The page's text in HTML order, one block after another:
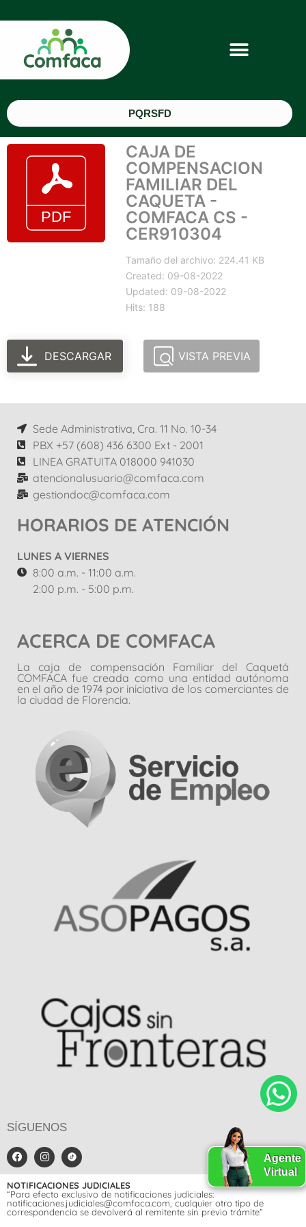
PQRSFD
CAJA DE
COMPENSACION
FAMILIAR DEL
CAQUETA -
COMFACA CS -
CER910304
Tamaño del archivo: 224.41 KB
Created: 09-08-2022
Updated: 09-08-2022
Hits: 188
DESCARGAR VISTA PREVIA
Sede Administrativa, Cra. 11 No. 10-34
PBX +57 (608) 436 6300 Ext - 2001
LINEA GRATUITA 018000 941030
atencionalusuario@comfaca.com
gestiondoc@comfaca.com
HORARIOS DE ATENCIÓN
LUNES A VIERNES
8:00 a.m. - 11:00 a.m.
2:00 p.m. - 5:00 p.m.
ACERCA DE COMFACA
La caja de compensación Familiar del Caquetá
COMFACA fue creada como una entidad autónoma
en el año de 1974 por iniciativa de los comerciantes de
la ciudad de Florencia.
SÍGUENOS
NOTIFICACIONES JUDICIALES
“Para efecto exclusivo de notificaciones judiciales:
notificaciones.judiciales@comfaca.com, cualquier otro tipo de
correspondencia se devolverá al remitente sin previo trámite”
Agente
Virtual